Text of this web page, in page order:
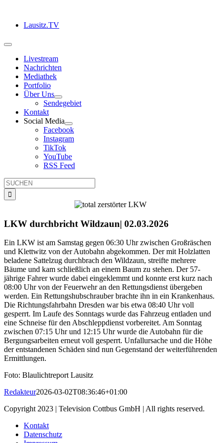
springenLausitz.TV
Toggle
NavigationLivestream
Nachrichten
Mediathek
Portfolio
Über Uns
Sendegebiet
Kontakt
Social Media
Facebook
Instagram
TikTok
YouTube
RSS Feed
Suche
nach:
LKW durchbricht Wildzaun| 02.03.2026
Ein LKW ist am Samstag gegen 06:30 Uhr zwischen Großräschen
und Klettwitz von der Autobahn abgekommen. Der mit Holzlatten
beladene Sattelzug durchbrach den Wildzaun, streifte mehrere
Bäume und kam schließlich an einem Baum zu stehen. Der 57-
jährige Fahrer wurde dabei eingeklemmt und konnte erst kurz nach
08:00 Uhr von der Feuerwehr an den Rettungsdienst übergeben
werden. Ein Rettungshubschrauber brachte ihn in ein Krankenhaus.
Die Richtungsfahrbahn Dresden war bis etwa 08:40 Uhr voll
gesperrt. Im Laufe des Sonntags wurde das Fahrzeug entladen und
eine Schneise für den Abschleppdienst vorbereitet. Am Sonntag
zwischen 07:15 Uhr und 12:15 Uhr wurde die Autobahn für die
Bergungsarbeiten erneut voll gesperrt. Unfallursache und die Höhe
der entstandenen Schäden sind nun Gegenstand der weiterführenden
Ermittlungen.
Foto: Blaulichtreport Lausitz
Redakteur2026-03-02T08:36:46+01:00
Copyright 2023 | Television Cottbus GmbH | All rights reserved.
Kontakt
Datenschutz